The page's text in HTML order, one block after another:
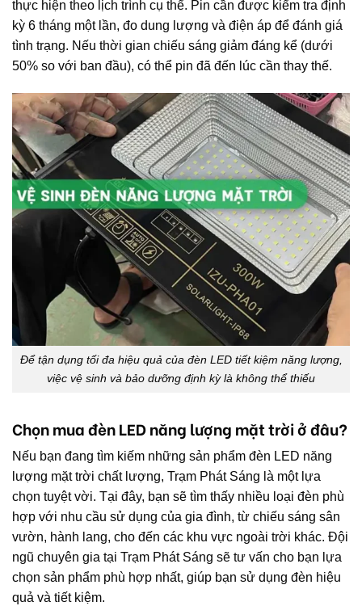
thực hiện theo lịch trình cụ thể. Pin cần được kiểm tra định
kỳ 6 tháng một lần, đo dung lượng và điện áp để đánh giá
tình trạng. Nếu thời gian chiếu sáng giảm đáng kể (dưới
50% so với ban đầu), có thể pin đã đến lúc cần thay thế.
Để tận dụng tối đa hiệu quả của đèn LED tiết kiệm năng lượng,
việc vệ sinh và bảo dưỡng định kỳ là không thể thiếu
Chọn mua đèn LED năng lượng mặt trời ở đâu?
Nếu bạn đang tìm kiếm những sản phẩm đèn LED năng
lượng mặt trời chất lượng, Trạm Phát Sáng là một lựa
chọn tuyệt vời. Tại đây, bạn sẽ tìm thấy nhiều loại đèn phù
hợp với nhu cầu sử dụng của gia đình, từ chiếu sáng sân
vườn, hành lang, cho đến các khu vực ngoài trời khác. Đội
ngũ chuyên gia tại Trạm Phát Sáng sẽ tư vấn cho bạn lựa
chọn sản phẩm phù hợp nhất, giúp bạn sử dụng đèn hiệu
quả và tiết kiệm.